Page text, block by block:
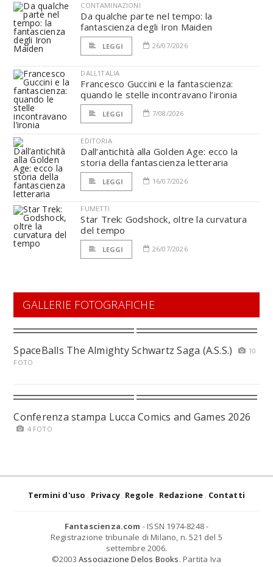
CONTAMINAZIONI
Da qualche parte nel tempo: la
fantascienza degli Iron Maiden
LEGGI 26/07/2026
DALL'ITALIA
Francesco Guccini e la fantascienza:
quando le stelle incontravano l’ironia
LEGGI 7/08/2026
EDITORIA
Dall’antichità alla Golden Age: ecco la
storia della fantascienza letteraria
LEGGI 16/07/2026
FUMETTI
Star Trek: Godshock, oltre la curvatura
del tempo
LEGGI 26/07/2026
GALLERIE FOTOGRAFICHE
SpaceBalls The Almighty Schwartz Saga (A.S.S.)
10
FOTO
Conferenza stampa Lucca Comics and Games 2026
4 FOTO
Termini d'uso Privacy Regole Redazione Contatti
Fantascienza.com - ISSN 1974-8248 -
Registrazione tribunale di Milano, n. 521 del 5
settembre 2006.
©2003 Associazione Delos Books. Partita Iva